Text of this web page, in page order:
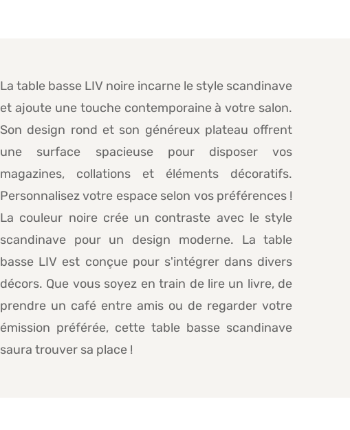
La table basse LIV noire incarne le style scandinave
et ajoute une touche contemporaine à votre salon.
Son design rond et son généreux plateau offrent
une surface spacieuse pour disposer vos
magazines, collations et éléments décoratifs.
Personnalisez votre espace selon vos préférences !
La couleur noire crée un contraste avec le style
scandinave pour un design moderne. La table
basse LIV est conçue pour s'intégrer dans divers
décors. Que vous soyez en train de lire un livre, de
prendre un café entre amis ou de regarder votre
émission préférée, cette table basse scandinave
saura trouver sa place !